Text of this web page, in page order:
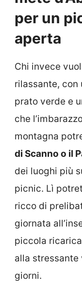
per un
aperta
Chi invece
rilassante, con
prato verde e
che
montagna
di Scanno o il
dei luoghi più
picnic. Lì
ricco di
giornata
piccola
alla
giorni.